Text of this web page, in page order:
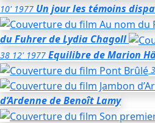
10' 1977 Un jour les témoins
du Fuhrerde Lydia Chagoll
38 12' 1977 Equilibrede Marion
d’Ardennede Benoît Lamy